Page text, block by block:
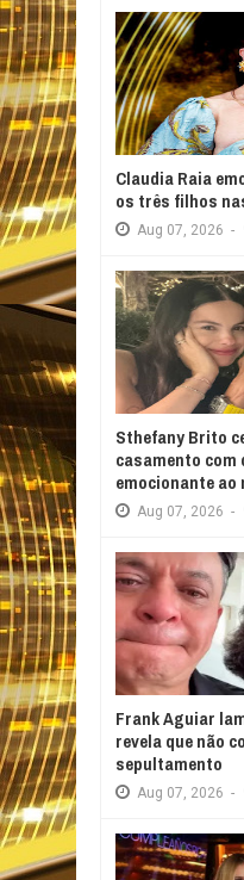
Claudia Raia
os três filhos
Aug 07, 2026 -
Sthefany Brito
casamento com
emocionante ao
Aug 07, 2026 -
Frank Aguiar
revela que não
sepultamento
Aug 07, 2026 -